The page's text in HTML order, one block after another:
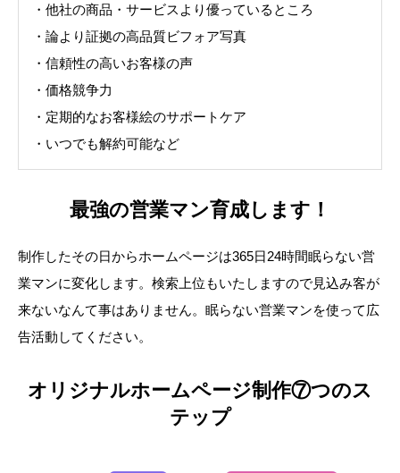
・他社の商品・サービスより優っているところ
・論より証拠の高品質ビフォア写真
・信頼性の高いお客様の声
・価格競争力
・定期的なお客様絵のサポートケア
・いつでも解約可能など
最強の営業マン育成します！
制作したその日からホームページは365日24時間眠らない営
業マンに変化します。検索上位もいたしますので見込み客が
来ないなんて事はありません。眠らない営業マンを使って広
告活動してください。
オリジナルホームページ制作⑦つのス
テップ